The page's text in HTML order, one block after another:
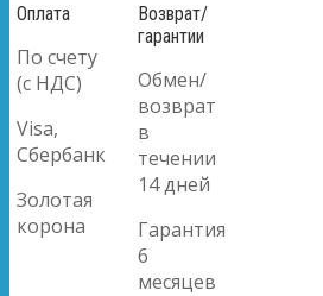
Оплата
По счету
(с НДС)
Visa,
Сбербанк
Золотая
корона
Возврат/
гарантии
Обмен/
возврат
в
течении
14 дней
Гарантия
6
месяцев